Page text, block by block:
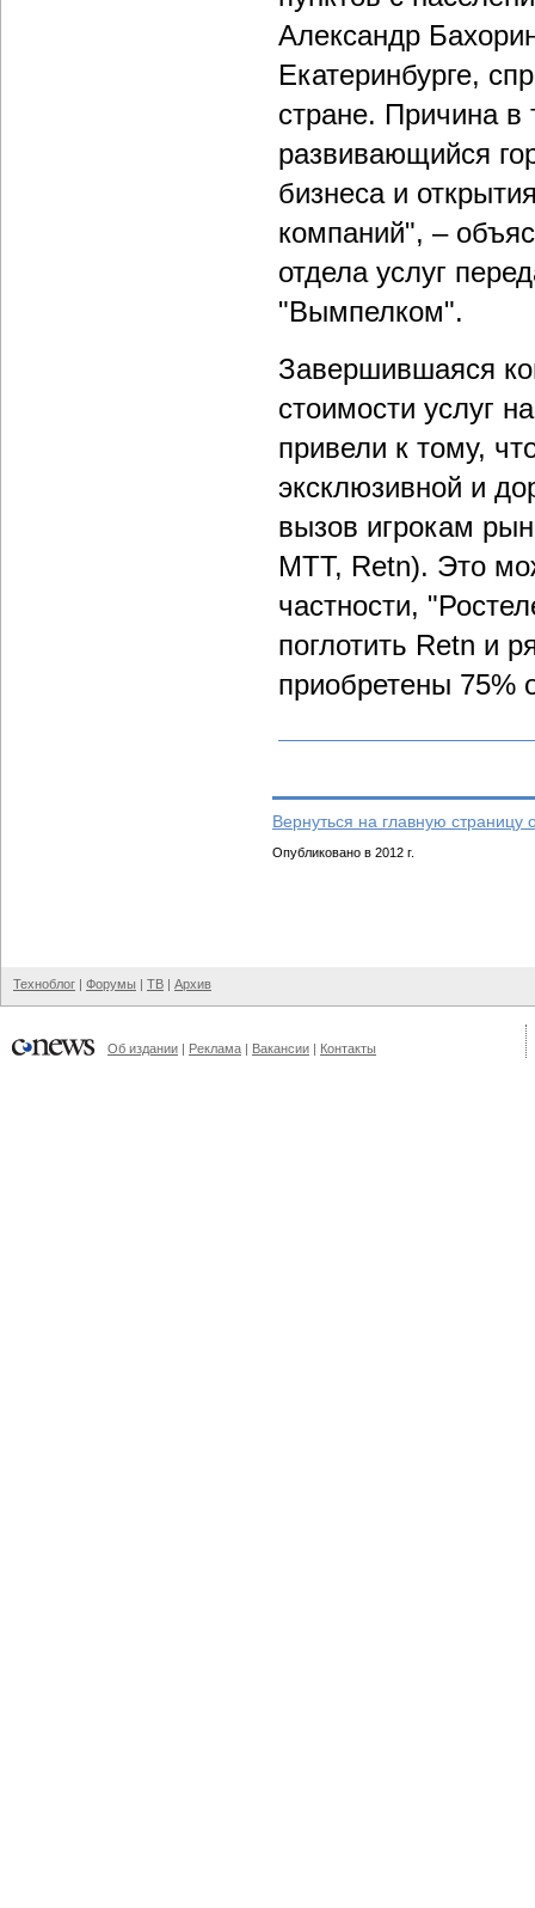
Александр
Екатеринбурге,
стране. Причина в
развивающийся
бизнеса и
компаний", –
отдела услуг
"Вымпелком".
Завершившаяся
стоимости услуг
привели к тому,
эксклюзивной и
вызов игрокам
МТТ, Retn). Это
частности,
поглотить Retn и
приобретены 75%
Вернуться на главную страницу
Опубликовано в 2012 г.
Техноблог | Форумы | ТВ | Архив
Об издании | Реклама | Вакансии | Контакты